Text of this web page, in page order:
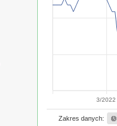
3/2022
Zakres danych: